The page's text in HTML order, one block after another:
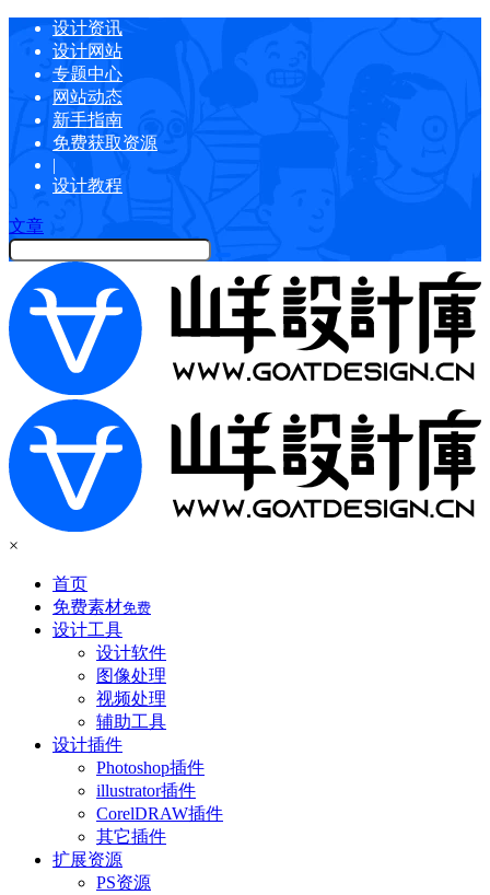
设计资讯
设计网站
专题中心
网站动态
新手指南
免费获取资源
|
设计教程
文章
×
首页
免费素材免费
设计工具
设计软件
图像处理
视频处理
辅助工具
设计插件
Photoshop插件
illustrator插件
CorelDRAW插件
其它插件
扩展资源
PS资源